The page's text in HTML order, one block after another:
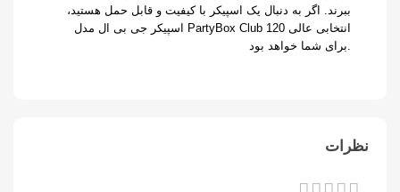
ببرند. اگر به دنبال یک اسپیکر با کیفیت و قابل حمل هستید،
اسپیکر جی بی ال مدل PartyBox Club 120 انتخابی عالی
برای شما خواهد بود.
نظرات